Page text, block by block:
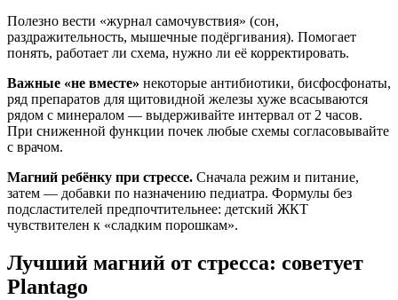
Полезно вести «журнал самочувствия» (сон,
раздражительность, мышечные подёргивания). Помогает
понять, работает ли схема, нужно ли её корректировать.
Важные «не вместе» некоторые антибиотики, бисфосфонаты,
ряд препаратов для щитовидной железы хуже всасываются
рядом с минералом — выдерживайте интервал от 2 часов.
При сниженной функции почек любые схемы согласовывайте
с врачом.
Магний ребёнку при стрессе. Сначала режим и питание,
затем — добавки по назначению педиатра. Формулы без
подсластителей предпочтительнее: детский ЖКТ
чувствителен к «сладким порошкам».
Лучший магний от стресса: советует
Plantago